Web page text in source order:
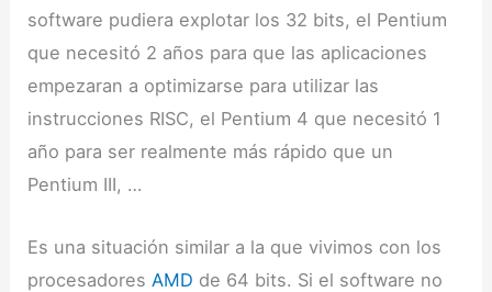
software pudiera explotar los 32 bits, el Pentium
que necesitó 2 años para que las aplicaciones
empezaran a optimizarse para utilizar las
instrucciones RISC, el Pentium 4 que necesitó 1
año para ser realmente más rápido que un
Pentium III, …
Es una situación similar a la que vivimos con los
procesadores AMD de 64 bits. Si el software no